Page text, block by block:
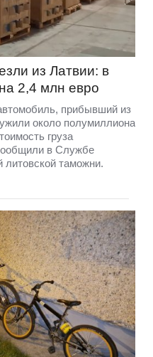
из Латвии: в
2,4 млн евро
прибывший из
около полумиллиона
груза
в Службе
литовской таможни.